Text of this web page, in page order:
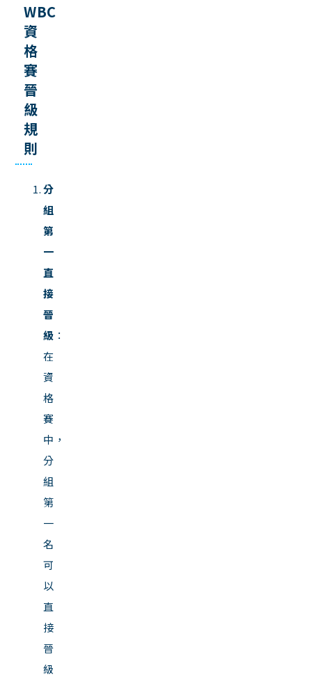
WBC
資
格
賽
晉
級
規
則
分
組
第
一
直
接
晉
級 ：
在
資
格
賽
中，
分
組
第
一
名
可
以
直
接
晉
級